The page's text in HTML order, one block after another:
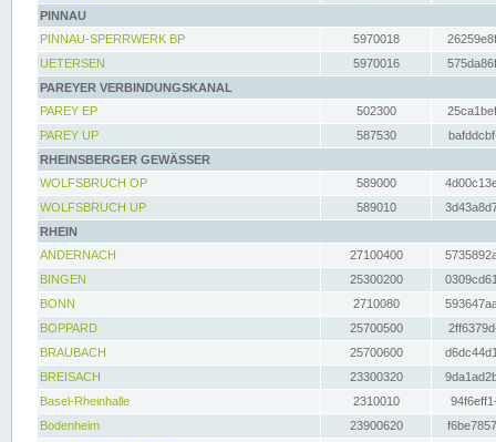
PINNAU
PINNAU-SPERRWERK BP
5970018
UETERSEN
5970016
PAREYER VERBINDUNGSKANAL
PAREY EP
502300
PAREY UP
587530
RHEINSBERGER GEWÄSSER
WOLFSBRUCH OP
589000
WOLFSBRUCH UP
589010
RHEIN
ANDERNACH
27100400
BINGEN
25300200
BONN
2710080
BOPPARD
25700500
BRAUBACH
25700600
BREISACH
23300320
Basel-Rheinhalle
2310010
Bodenheim
23900620